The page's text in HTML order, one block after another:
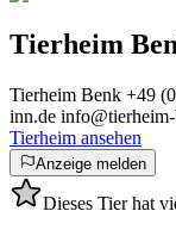
Tierheim
Tierheim Benk +49
inn.de
Tierheim ansehen
Anzeige melden
Dieses Tier hat